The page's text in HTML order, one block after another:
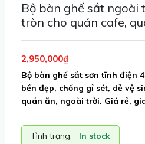
Bộ bàn ghế sắt ngoài
tròn cho quán cafe,
2,950,000₫
Bộ bàn ghế sắt sơn tĩnh điện
bền đẹp, chống gỉ sét, dễ vệ
quán ăn, ngoài trời. Giá rẻ,
Tình trạng: In stock